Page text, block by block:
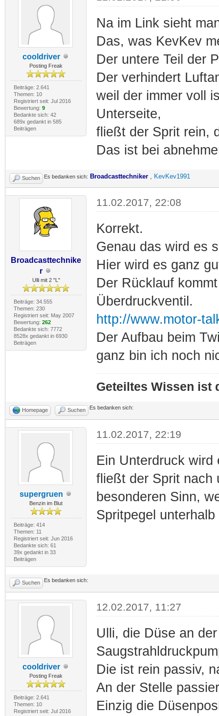
cooldriver
Posting Freak
Beiträge: 2.641
Themen: 10
Registriert seit: Jul 2016
Bewertung: 9
Bedankte sich: 42
689x gedankt in 585
Beiträgen
Na im Link sieht
Das, was KevKev
Der untere Teil der
Der verhindert
weil der immer voll
Unterseite,
fließt der Sprit rein,
Das ist bei
Suchen Es bedanken sich: Broadcasttechniker KevKev1991
Broadcasttechnike
r
Ulli mit 2 "L"
Beiträge: 34.555
Themen: 230
Registriert seit: May 2007
Bewertung: 262
Bedankte sich: 7772
8528x gedankt in 6930
Beiträgen
11.02.2017, 22:08
Korrekt.
Genau das wird es
Hier wird es ganz
Der Rücklauf
Überdruckventil.
http://www.motor-
Der Aufbau beim
ganz bin ich noch
Geteiltes Wissen ist
Homepage Suchen Es bedanken sich:
supergruen
Benzin im Blut
Beiträge: 414
Themen: 11
Registriert seit: Jun 2016
Bedankte sich: 61
39x gedankt in 33
Beiträgen
11.02.2017, 22:19
Ein Unterdruck wird
fließt der Sprit nach
besonderen Sinn,
Spritpegel
Suchen Es bedanken sich:
cooldriver
Posting Freak
Beiträge: 2.641
Themen: 10
Registriert seit: Jul 2016
12.02.2017, 11:27
Ulli, die Düse an
Die ist rein passiv,
An der Stelle
Einzig die